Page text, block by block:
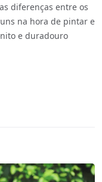
diferenças entre os
na hora de pintar e
e duradouro